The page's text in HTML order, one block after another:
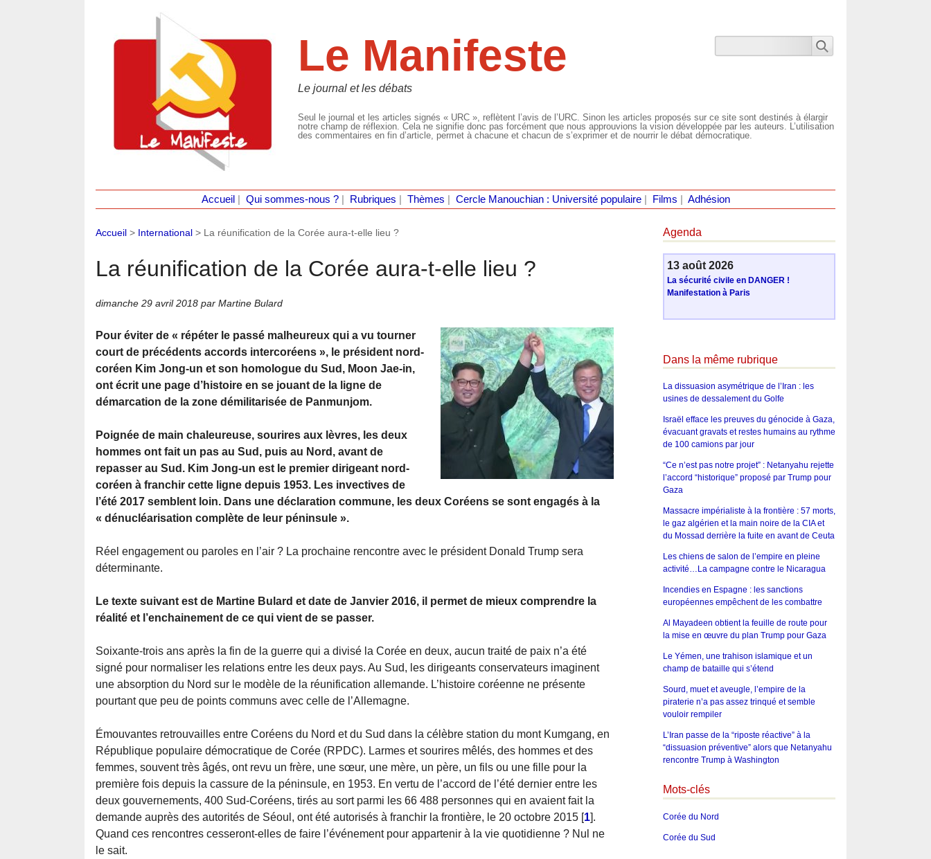
Le Manifeste
Le journal et les débats
Seul le journal et les articles signés « URC », reflètent l’avis de l’URC. Sinon les articles proposés sur ce site sont destinés à élargir
notre champ de réflexion. Cela ne signifie donc pas forcément que nous approuvions la vision développée par les auteurs. L’utilisation
des commentaires en fin d’article, permet à chacune et chacun de s’exprimer et de nourrir le débat démocratique.
Accueil Qui sommes-nous ?| Rubriques Thèmes Cercle Manouchian : Université populaire| Films Adhésion
Accueil > International > La réunification de la Corée aura-t-elle lieu ?
La réunification de la Corée aura-t-elle lieu ?
dimanche 29 avril 2018 par Martine Bulard
Pour éviter de « répéter le passé malheureux qui a vu tourner
court de précédents accords intercoréens », le président nord-
coréen Kim Jong-un et son homologue du Sud, Moon Jae-in,
ont écrit une page d’histoire en se jouant de la ligne de
démarcation de la zone démilitarisée de Panmunjom.
Poignée de main chaleureuse, sourires aux lèvres, les deux
hommes ont fait un pas au Sud, puis au Nord, avant de
repasser au Sud. Kim Jong-un est le premier dirigeant nord-
coréen à franchir cette ligne depuis 1953. Les invectives de
l’été 2017 semblent loin. Dans une déclaration commune, les deux Coréens se sont engagés à la
« dénucléarisation complète de leur péninsule ».
Réel engagement ou paroles en l’air ? La prochaine rencontre avec le président Donald Trump sera
déterminante.
Le texte suivant est de Martine Bulard et date de Janvier 2016, il permet de mieux comprendre la
réalité et l’enchainement de ce qui vient de se passer.
Soixante-trois ans après la fin de la guerre qui a divisé la Corée en deux, aucun traité de paix n’a été
signé pour normaliser les relations entre les deux pays. Au Sud, les dirigeants conservateurs imaginent
une absorption du Nord sur le modèle de la réunification allemande. L’histoire coréenne ne présente
pourtant que peu de points communs avec celle de l’Allemagne.
Émouvantes retrouvailles entre Coréens du Nord et du Sud dans la célèbre station du mont Kumgang, en
République populaire démocratique de Corée (RPDC). Larmes et sourires mêlés, des hommes et des
femmes, souvent très âgés, ont revu un frère, une sœur, une mère, un père, un fils ou une fille pour la
première fois depuis la cassure de la péninsule, en 1953. En vertu de l’accord de l’été dernier entre les
deux gouvernements, 400 Sud-Coréens, tirés au sort parmi les 66 488 personnes qui en avaient fait la
demande auprès des autorités de Séoul, ont été autorisés à franchir la frontière, le 20 octobre 2015 [1].
Quand ces rencontres cesseront-elles de faire l’événement pour appartenir à la vie quotidienne ? Nul ne
le sait.
Agenda
13 août 2026
La sécurité civile en DANGER !
Manifestation à Paris
Dans la même rubrique
La dissuasion asymétrique de l’Iran : les
usines de dessalement du Golfe
Israël efface les preuves du génocide à Gaza,
évacuant gravats et restes humains au rythme
de 100 camions par jour
“Ce n’est pas notre projet” : Netanyahu rejette
l’accord “historique” proposé par Trump pour
Gaza
Massacre impérialiste à la frontière : 57 morts,
le gaz algérien et la main noire de la CIA et
du Mossad derrière la fuite en avant de Ceuta
Les chiens de salon de l’empire en pleine
activité…La campagne contre le Nicaragua
Incendies en Espagne : les sanctions
européennes empêchent de les combattre
Al Mayadeen obtient la feuille de route pour
la mise en œuvre du plan Trump pour Gaza
Le Yémen, une trahison islamique et un
champ de bataille qui s’étend
Sourd, muet et aveugle, l’empire de la
piraterie n’a pas assez trinqué et semble
vouloir rempiler
L’Iran passe de la “riposte réactive” à la
“dissuasion préventive” alors que Netanyahu
rencontre Trump à Washington
Mots-clés
Corée du Nord
Corée du Sud